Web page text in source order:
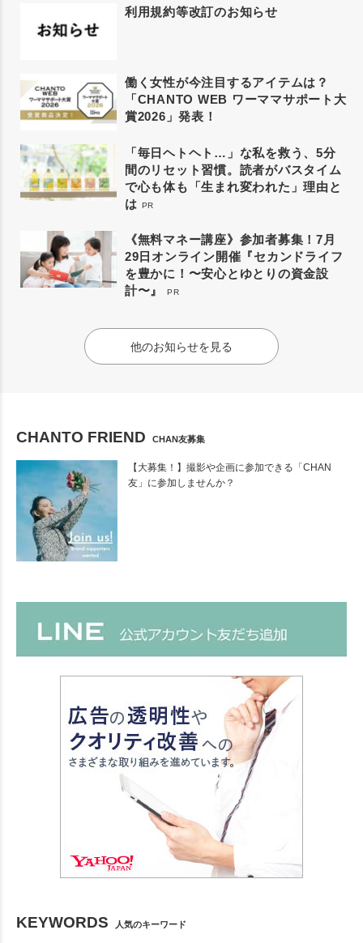
利用規約等改訂のお知らせ
働く女性が今注目するアイテムは？
「CHANTO WEB ワーママサポート大
賞2026」発表！
「毎日ヘトヘト…」な私を救う、5分
間のリセット習慣。読者がバスタイム
で心も体も「生まれ変われた」理由と
は PR
《無料マネー講座》参加者募集！7月
29日オンライン開催『セカンドライフ
を豊かに！〜安心とゆとりの資金設
計〜』
PR
他のお知らせを見る
CHANTO FRIEND CHAN友募集
【大募集！】撮影や企画に参加できる「CHAN
友」に参加しませんか？
KEYWORDS 人気のキーワード